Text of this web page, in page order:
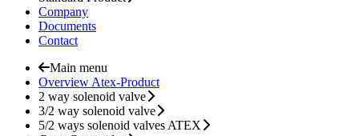
Company
Documents
Contact
Main menu
Overview Atex-Product
2 way solenoid valve
3/2 way solenoid valve
5/2 ways solenoid valves ATEX